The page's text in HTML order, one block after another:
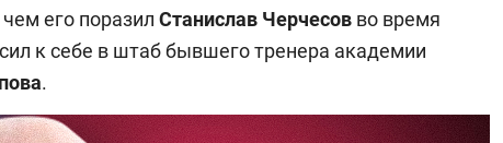
его поразил Станислав Черчесов во время
к себе в штаб бывшего тренера академии
.